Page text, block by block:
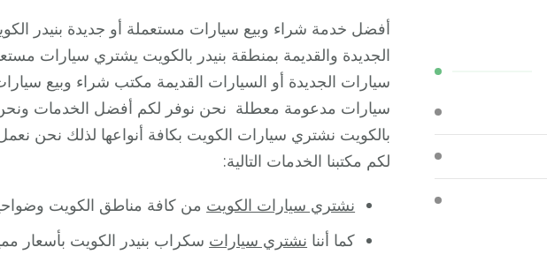
أفضل خدمة شراء وبيع سيارات مستعملة أو جديدة بنيدر
الجديدة والقديمة بمنطقة بنيدر بالكويت يشتري سيارات
سيارات الجديدة أو السيارات القديمة مكتب شراء وبيع
سيارات مدعومة معطلة نحن نوفر لكم أفضل الخدمات ونحن
بالكويت نشتري سيارات الكويت بكافة أنواعها لذلك نحن
لكم مكتبنا الخدمات التالية:
نشتري سيارات الكويت من كافة مناطق الكويت
كما أننا نشتري سيارات سكراب بنيدر الكويت بأسعار